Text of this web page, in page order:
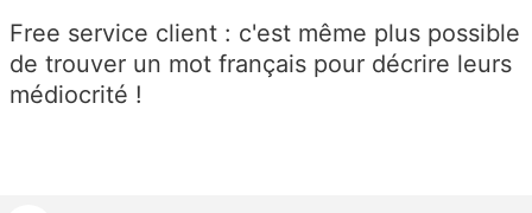
Free service client : c'est même plus possible
de trouver un mot français pour décrire leurs
médiocrité !